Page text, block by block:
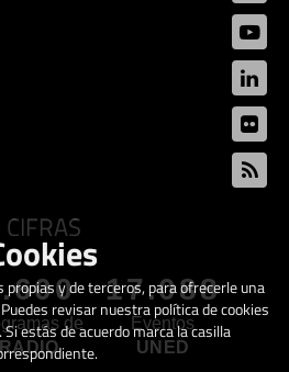
de
17.088
Eventos
UNED
y de terceros, para ofrecerle una
revisar nuestra política de cookies
estás de acuerdo marca la casilla